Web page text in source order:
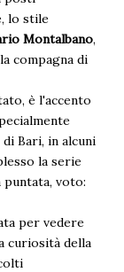
lo stile
Montalbano,
compagna di
è l'accento
Bari, in alcuni
la serie
voto:
per vedere
curiosità della